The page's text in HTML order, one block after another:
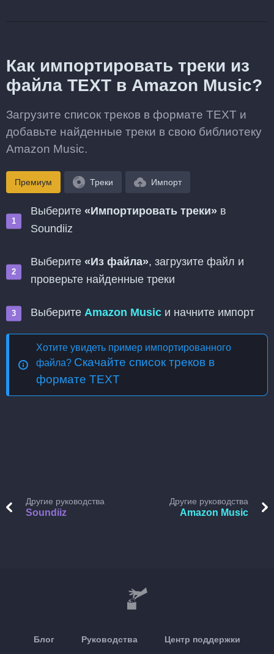
Как импортировать треки из
файла TEXT в Amazon Music?
Загрузите список треков в формате TEXT и
добавьте найденные треки в свою библиотеку
Amazon Music.
Премиум Треки Импорт
Выберите «Импортировать треки» в
Soundiiz
Выберите «Из файла», загрузите файл и
проверьте найденные треки
Выберите Amazon Music и начните импорт
Хотите увидеть пример импортированного
файла? Скачайте список треков в
формате TEXT
Другие руководства
Soundiiz
Другие руководства
Amazon Music
Блог Руководства Центр поддержки